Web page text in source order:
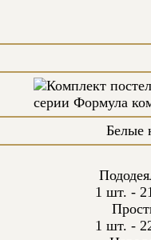
Белые
1 шт. -
1 шт. -